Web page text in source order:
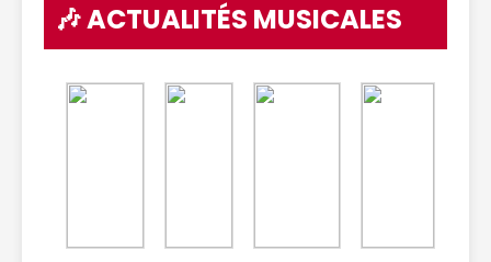
🎶 ACTUALITÉS MUSICALES